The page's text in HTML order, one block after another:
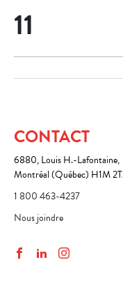
11
CONTACT
6880, Louis H.-Lafontaine,
Montréal (Québec) H1M
1 800 463-4237
Nous joindre
FacebookLinkedInInstagram